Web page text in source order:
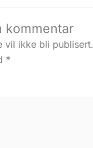
kommentar
vil ikke bli publisert.
*